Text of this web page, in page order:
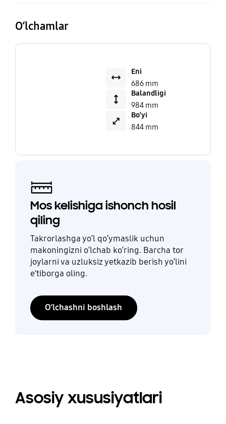
O‘lchamlar
Eni
686 mm
Balandligi
984 mm
Bo‘yi
844 mm
Mos kelishiga ishonch hosil
qiling
Takrorlashga yo‘l qo‘ymaslik uchun
makoningizni o‘lchab ko‘ring. Barcha tor
joylarni va uzluksiz yetkazib berish yo‘lini
e’tiborga oling.
O‘lchashni boshlash
Asosiy xususiyatlari